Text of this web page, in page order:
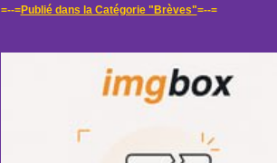
=--=Publié dans la Catégorie "Brèves"=--=